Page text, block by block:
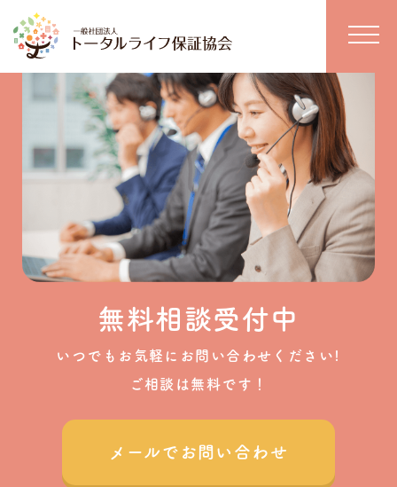
無料相談受付中
いつでもお気軽にお問い合わせください!
ご相談は無料です！
メールでお問い合わせ